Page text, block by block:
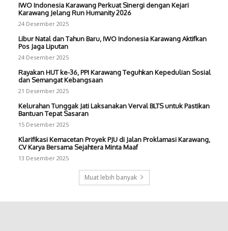
IWO Indonesia Karawang Perkuat Sinergi dengan Kejari
Karawang Jelang Run Humanity 2026
24 Desember 2025
Libur Natal dan Tahun Baru, IWO Indonesia Karawang Aktifkan
Pos Jaga Liputan
24 Desember 2025
Rayakan HUT ke-36, PPI Karawang Teguhkan Kepedulian Sosial
dan Semangat Kebangsaan
21 Desember 2025
Kelurahan Tunggak Jati Laksanakan Verval BLTS untuk Pastikan
Bantuan Tepat Sasaran
15 Desember 2025
Klarifikasi Kemacetan Proyek PJU di Jalan Proklamasi Karawang,
CV Karya Bersama Sejahtera Minta Maaf
13 Desember 2025
Muat lebih banyak